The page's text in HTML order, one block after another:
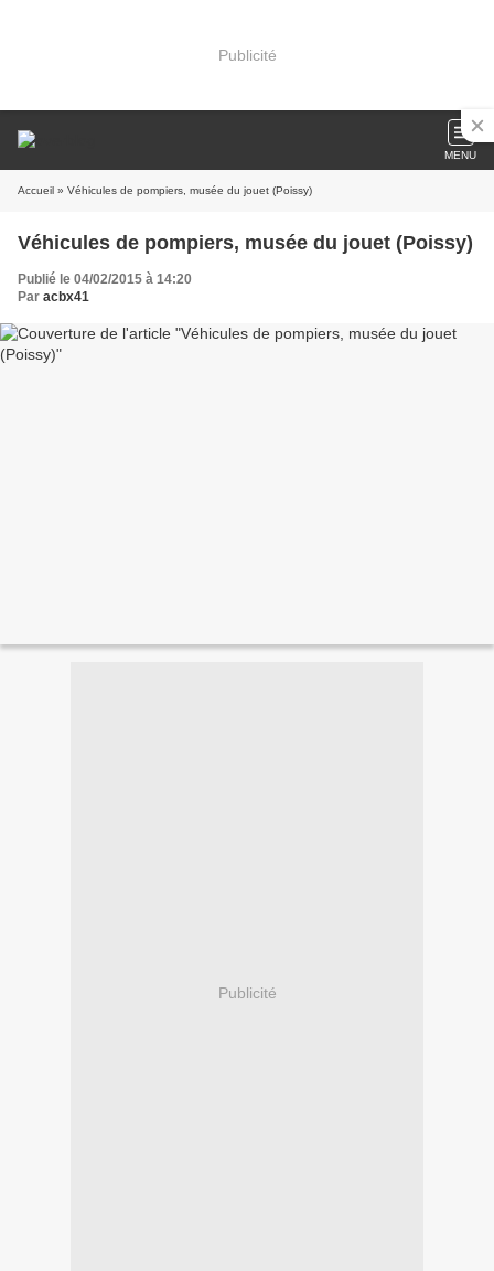
Publicité
MENU
Accueil » Véhicules de pompiers, musée du jouet (Poissy)
Véhicules de pompiers, musée du jouet (Poissy)
Publié le 04/02/2015 à 14:20
Par acbx41
Publicité